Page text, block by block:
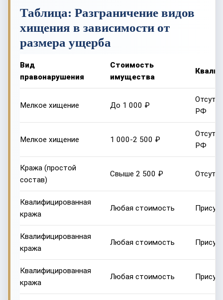
Таблица: Разграничение видов
хищения в зависимости от
размера ущерба
Вид
правонарушения
Стоимость
имущества
Мелкое хищение До 1 000 ₽
РФ
Мелкое хищение 1 000-2 500 ₽
РФ
Кража (простой
состав)
Свыше 2 500 ₽
Квалифицированная
кража
Любая стоимость
Квалифицированная
кража
Любая стоимость
Квалифицированная
кража
Любая стоимость